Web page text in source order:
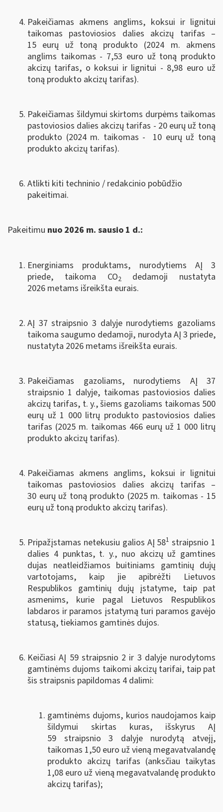
Pakeičiamas akmens anglims, koksui ir lignitui
taikomas pastoviosios dalies akcizų tarifas –
15 eurų už toną produkto (2024 m. akmens
anglims taikomas - 7,53 euro už toną produkto
akcizų tarifas, o koksui ir lignitui - 8,98 euro už
toną produkto akcizų tarifas).
Pakeičiamas šildymui skirtoms durpėms taikomas
pastoviosios dalies akcizų tarifas - 20 eurų už toną
produkto (2024 m. taikomas - 10 eurų už toną
produkto akcizų tarifas).
Atlikti kiti techninio / redakcinio pobūdžio
pakeitimai.
Pakeitimu nuo 2026 m. sausio 1 d.:
Energiniams produktams, nurodytiems AĮ 3
priede, taikoma CO2
dedamoji nustatyta
2026 metams išreikšta eurais.
AĮ 37 straipsnio 3 dalyje nurodytiems gazoliams
taikoma saugumo dedamoji, nurodyta AĮ 3 priede,
nustatyta 2026 metams išreikšta eurais.
Pakeičiamas gazoliams, nurodytiems AĮ 37
straipsnio 1 dalyje, taikomas pastoviosios dalies
akcizų tarifas, t. y., šiems gazoliams taikomas 500
eurų už 1 000 litrų produkto pastoviosios dalies
tarifas (2025 m. taikomas 466 eurų už 1 000 litrų
produkto akcizų tarifas).
Pakeičiamas akmens anglims, koksui ir lignitui
taikomas pastoviosios dalies akcizų tarifas –
30 eurų už toną produkto (2025 m. taikomas - 15
eurų už toną produkto akcizų tarifas).
Pripažįstamas netekusiu galios AĮ 581 straipsnio 1
dalies 4 punktas, t. y., nuo akcizų už gamtines
dujas neatleidžiamos buitiniams gamtinių dujų
vartotojams, kaip jie apibrėžti Lietuvos
Respublikos gamtinių dujų įstatyme, taip pat
asmenims, kurie pagal Lietuvos Respublikos
labdaros ir paramos įstatymą turi paramos gavėjo
statusą, tiekiamos gamtinės dujos.
Keičiasi AĮ 59 straipsnio 2 ir 3 dalyje nurodytoms
gamtinėms dujoms taikomi akcizų tarifai, taip pat
šis straipsnis papildomas 4 dalimi:
gamtinėms dujoms, kurios naudojamos kaip
šildymui skirtas kuras, išskyrus AĮ
59 straipsnio 3 dalyje nurodytą atvejį,
taikomas 1,50 euro už vieną megavatvalandę
produkto akcizų tarifas (anksčiau taikytas
1,08 euro už vieną megavatvalandę produkto
akcizų tarifas);